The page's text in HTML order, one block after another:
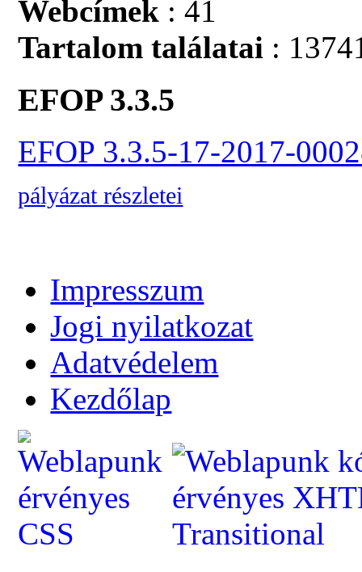
Webcímek : 41
Tartalom találatai :
EFOP 3.3.5
EFOP 3.3.5-17-2017-
pályázat részletei
Impresszum
Jogi nyilatkozat
Adatvédelem
Kezdőlap